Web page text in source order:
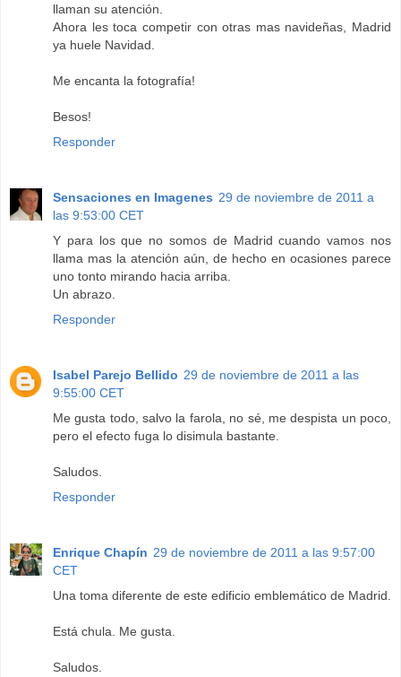
llaman su atención.
Ahora les toca competir con otras mas navideñas, Madrid
ya huele Navidad.
Me encanta la fotografía!
Besos!
Responder
Sensaciones en Imagenes 29 de noviembre de 2011 a
las 9:53:00 CET
Y para los que no somos de Madrid cuando vamos nos
llama mas la atención aún, de hecho en ocasiones parece
uno tonto mirando hacia arriba.
Un abrazo.
Responder
Isabel Parejo Bellido 29 de noviembre de 2011 a las
9:55:00 CET
Me gusta todo, salvo la farola, no sé, me despista un poco,
pero el efecto fuga lo disimula bastante.
Saludos.
Responder
Enrique Chapín 29 de noviembre de 2011 a las 9:57:00
CET
Una toma diferente de este edificio emblemático de Madrid.
Está chula. Me gusta.
Saludos.